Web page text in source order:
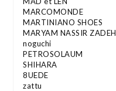
MARCOMONDE
MARTINIANO SHOES
MARYAM NASSIR ZADEH
noguchi
PETROSOLAUM
SHIHARA
8UEDE
zattu